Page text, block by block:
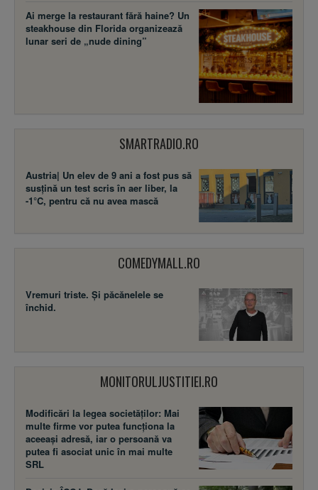
Ai merge la restaurant fără haine? Un
steakhouse din Florida organizează
lunar seri de „nude dining”
SMARTRADIO.RO
Austria| Un elev de 9 ani a fost pus să
susţină un test scris în aer liber, la
-1°C, pentru că nu avea mască
COMEDYMALL.RO
Vremuri triste. Şi păcănelele se
închid.
MONITORULJUSTITIEI.RO
Modificări la legea societăţilor: Mai
multe firme vor putea funcţiona la
aceeaşi adresă, iar o persoană va
putea fi asociat unic în mai multe
SRL